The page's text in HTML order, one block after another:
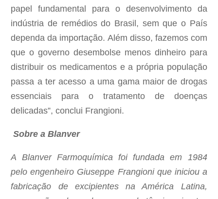
papel fundamental para o desenvolvimento da
indústria de remédios do Brasil, sem que o País
dependa da importação. Além disso, fazemos com
que o governo desembolse menos dinheiro para
distribuir os medicamentos e a própria população
passa a ter acesso a uma gama maior de drogas
essenciais para o tratamento de doenças
delicadas”, conclui Frangioni.
Sobre a Blanver
A Blanver Farmoquímica foi fundada em 1984
pelo engenheiro Giuseppe Frangioni que iniciou a
fabricação de excipientes na América Latina,